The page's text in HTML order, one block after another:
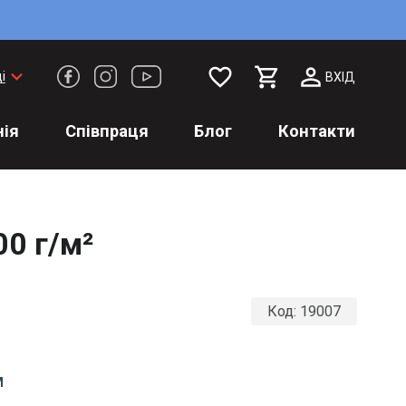
keyboard_arrow_down favorite_border ВХІД
Співпраця Блог Контакти
г/м²
Код: 19007